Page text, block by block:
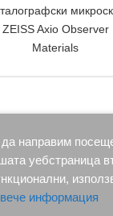
DETAILS
ZEISS Axio Observer
Materials
направим
уебстраница
информация